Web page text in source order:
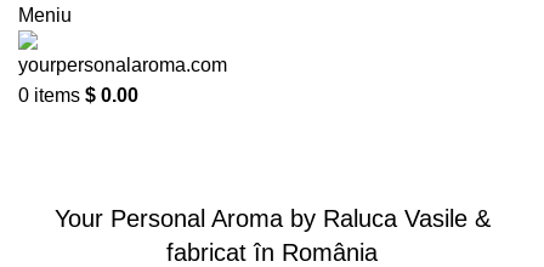
Meniu
0 items $ 0.00
Your Personal Aroma by Raluca Vasile &
fabricat în România